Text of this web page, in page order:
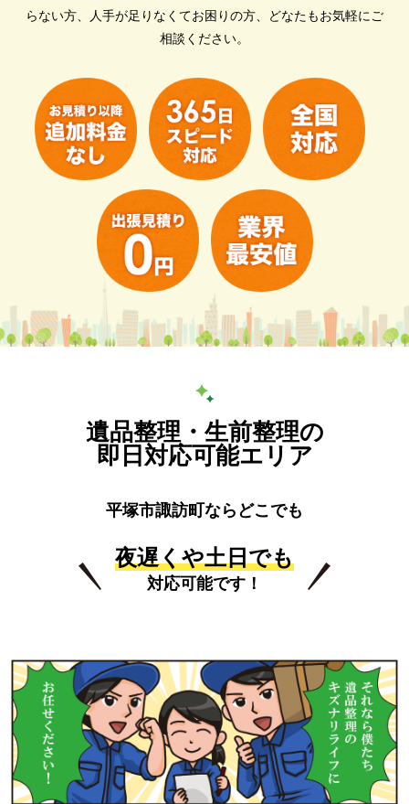
らない方、人手が足りなくてお困りの方、どなたもお気軽にご
相談ください。
遺品整理・生前整理の
即日対応可能エリア
平塚市諏訪町ならどこでも
夜遅くや土日でも
対応可能です！